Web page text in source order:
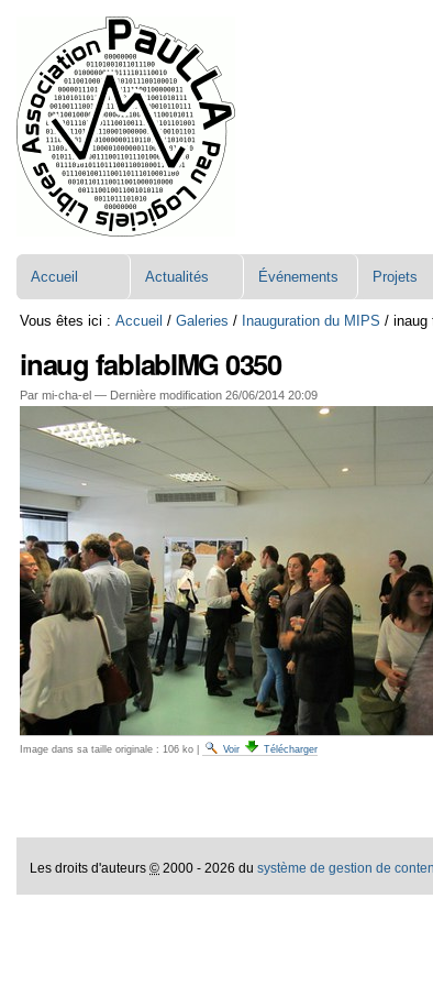
contenu.
Aller
à
la
navigation
Accueil Actualités Événements Projets
Vous êtes ici : Accueil /Galeries / Inauguration du MIPS /inaug
inaug fablabIMG 0350
Par mi-cha-el — Dernière modification 26/06/2014 20:09
Image dans sa taille originale : 106 ko Voir Télécharger
Les droits d'auteurs© 2000 - 2026 dusystème de gestion de